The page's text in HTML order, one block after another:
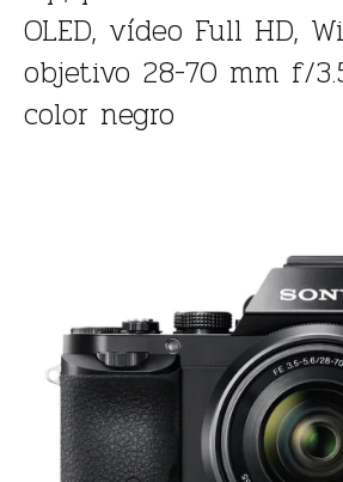
OLED, vídeo Full HD,
objetivo 28-70 mm f/
color negro